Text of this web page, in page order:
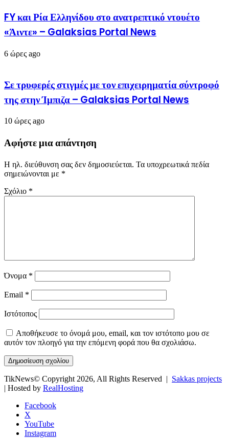
FY και Ρία Ελληνίδου στο ανατρεπτικό ντουέτο
«Άιντε» – Galaksias Portal News
6 ώρες ago
Σε τρυφερές στιγμές με τον επιχειρηματία σύντροφό
της στην Ίμπιζα – Galaksias Portal News
10 ώρες ago
Αφήστε μια απάντηση
Η ηλ. διεύθυνση σας δεν δημοσιεύεται. Τα υποχρεωτικά πεδία
σημειώνονται με *
Σχόλιο *
Όνομα *
Email *
Ιστότοπος
Αποθήκευσε το όνομά μου, email, και τον ιστότοπο μου σε
αυτόν τον πλοηγό για την επόμενη φορά που θα σχολιάσω.
TikNews© Copyright 2026, All Rights Reserved | Sakkas projects
| Hosted by RealHosting
Facebook
X
YouTube
Instagram